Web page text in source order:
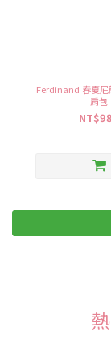
Ferdinand 春夏尼
肩包